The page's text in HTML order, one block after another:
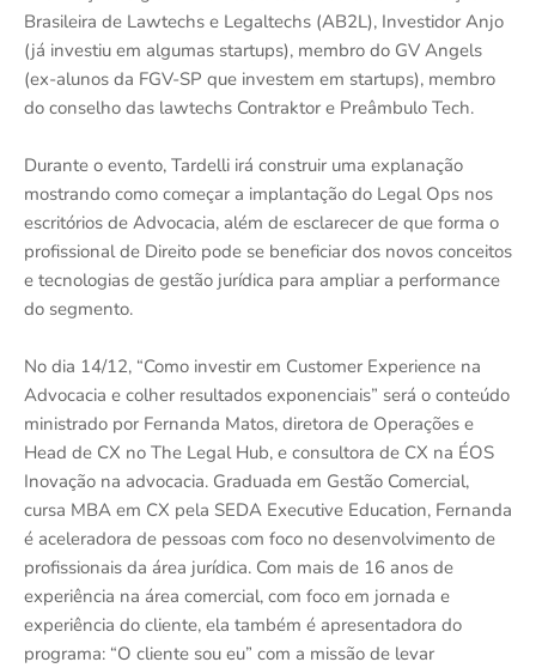
Brasileira de Lawtechs e Legaltechs (AB2L), Investidor Anjo
(já investiu em algumas startups), membro do GV Angels
(ex-alunos da FGV-SP que investem em startups), membro
do conselho das lawtechs Contraktor e Preâmbulo Tech.
Durante o evento, Tardelli irá construir uma explanação
mostrando como começar a implantação do Legal Ops nos
escritórios de Advocacia, além de esclarecer de que forma o
profissional de Direito pode se beneficiar dos novos conceitos
e tecnologias de gestão jurídica para ampliar a performance
do segmento.
No dia 14/12, “Como investir em Customer Experience na
Advocacia e colher resultados exponenciais” será o conteúdo
ministrado por Fernanda Matos, diretora de Operações e
Head de CX no The Legal Hub, e consultora de CX na ÉOS
Inovação na advocacia. Graduada em Gestão Comercial,
cursa MBA em CX pela SEDA Executive Education, Fernanda
é aceleradora de pessoas com foco no desenvolvimento de
profissionais da área jurídica. Com mais de 16 anos de
experiência na área comercial, com foco em jornada e
experiência do cliente, ela também é apresentadora do
programa: “O cliente sou eu” com a missão de levar